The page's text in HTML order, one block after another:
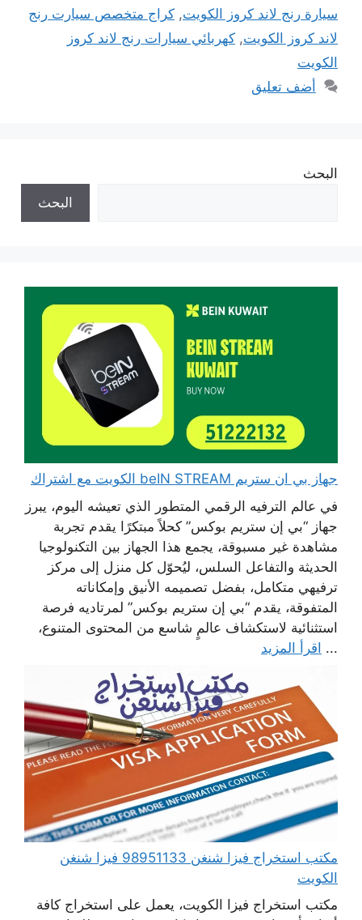
سيارة رنج لاند كروز الكويت, كراج متخصص سيارت رنج
لاند كروز الكويت, كهربائي سيارات رنج لاند كروز
الكويت
أضف تعليق
البحث
البحث
جهاز بي ان ستريم beIN STREAM الكويت مع اشتراك
في عالم الترفيه الرقمي المتطور الذي تعيشه اليوم، يبرز
جهاز “بي إن ستريم بوكس” كحلاً مبتكرًا يقدم تجربة
مشاهدة غير مسبوقة، يجمع هذا الجهاز بين التكنولوجيا
الحديثة والتفاعل السلس، ليُحوّل كل منزل إلى مركز
ترفيهي متكامل، بفضل تصميمه الأنيق وإمكاناته
المتفوقة، يقدم “بي إن ستريم بوكس” لمرتاديه فرصة
استثنائية لاستكشاف عالمٍ شاسع من المحتوى المتنوع،
... اقرأ المزيد
مكتب استخراج فيزا شنغن 98951133 فيزا شنغن
الكويت
مكتب استخراج فيزا الكويت، يعمل على استخراج كافة